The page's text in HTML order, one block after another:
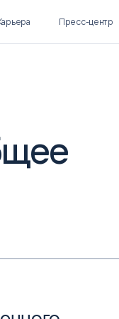
SL Soft Flow
BPM + ECM
Пресс-центр